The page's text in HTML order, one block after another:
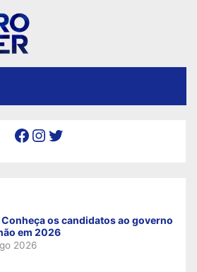
Facebook Instagram Twitter
Conheça os candidatos ao governo
em 2026
2026